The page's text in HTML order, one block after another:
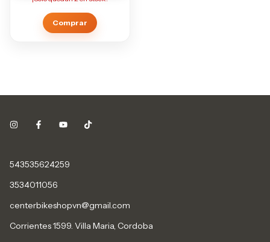
543535624259
3534011056
centerbikeshopvn@gmail.com
Corrientes 1599. Villa Maria, Cordoba